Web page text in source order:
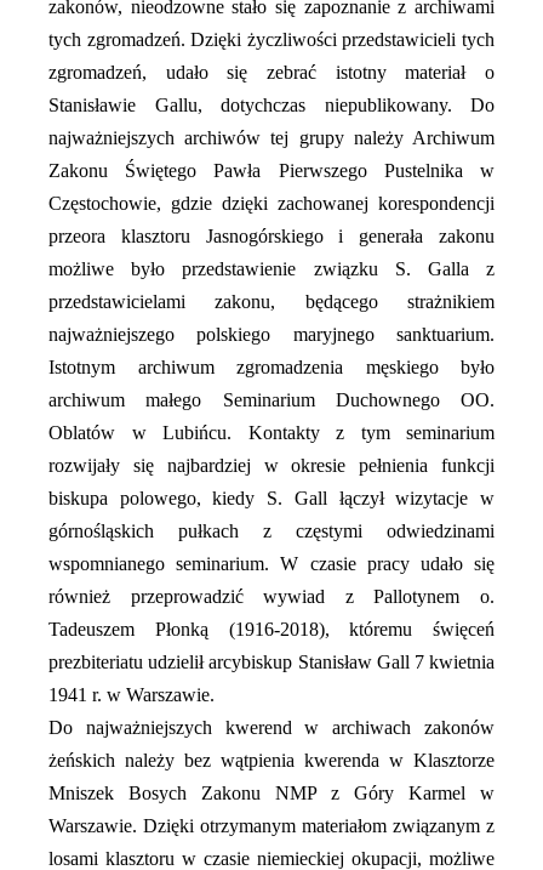
zakonów, nieodzowne stało się zapoznanie z archiwami
tych zgromadzeń. Dzięki życzliwości przedstawicieli tych
zgromadzeń, udało się zebrać istotny materiał o
Stanisławie Gallu, dotychczas niepublikowany. Do
najważniejszych archiwów tej grupy należy Archiwum
Zakonu Świętego Pawła Pierwszego Pustelnika w
Częstochowie, gdzie dzięki zachowanej korespondencji
przeora klasztoru Jasnogórskiego i generała zakonu
możliwe było przedstawienie związku S. Galla z
przedstawicielami zakonu, będącego strażnikiem
najważniejszego polskiego maryjnego sanktuarium.
Istotnym archiwum zgromadzenia męskiego było
archiwum małego Seminarium Duchownego OO.
Oblatów w Lubińcu. Kontakty z tym seminarium
rozwijały się najbardziej w okresie pełnienia funkcji
biskupa polowego, kiedy S. Gall łączył wizytacje w
górnośląskich pułkach z częstymi odwiedzinami
wspomnianego seminarium. W czasie pracy udało się
również przeprowadzić wywiad z Pallotynem o.
Tadeuszem Płonką (1916-2018), któremu święceń
prezbiteriatu udzielił arcybiskup Stanisław Gall 7 kwietnia
1941 r. w Warszawie.
Do najważniejszych kwerend w archiwach zakonów
żeńskich należy bez wątpienia kwerenda w Klasztorze
Mniszek Bosych Zakonu NMP z Góry Karmel w
Warszawie. Dzięki otrzymanym materiałom związanym z
losami klasztoru w czasie niemieckiej okupacji, możliwe